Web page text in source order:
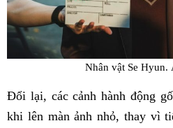
Nhân vật Se
Đổi lại, các cảnh hành động
khi lên màn ảnh nhỏ, thay vì